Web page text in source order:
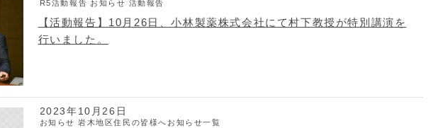
R5活動報告 お知らせ 活動報告
【活動報告】10月26日、小林製薬株式会社にて村下教授が特別講演を
行いました。
2023年10月26日
お知らせ 岩木地区住民の皆様へお知らせ一覧